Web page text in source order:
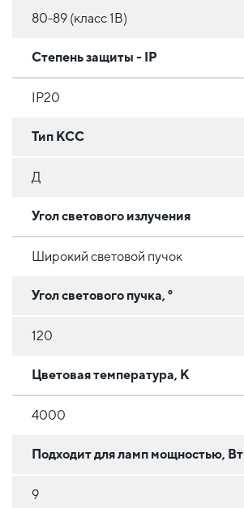
80-89 (класс 1B)
Степень защиты - IP
IP20
Тип КСС
Д
Угол светового излучения
Широкий световой пучок
Угол светового пучка, °
120
Цветовая температура, К
4000
Подходит для ламп мощностью, Вт
9